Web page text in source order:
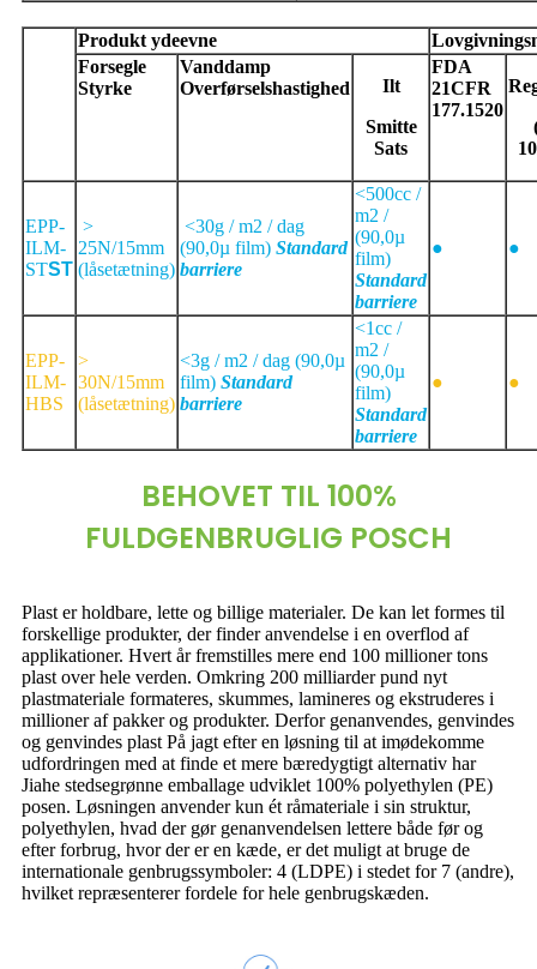
Produkt ydeevne
Forsegle
Styrke
Vanddamp
Overførselshastighed
Ilt
Smitte
Sats
FDA
21CFR
177.1520
EPP-
ILM-
STST
>
25N/15mm
(låsetætning)
<30g / m2 / dag
(90,0µ film) Standard
barriere
<500cc /
m2 /
(90,0µ
film)
Standard
barriere
● ●
EPP-
ILM-
HBS
>
30N/15mm
(låsetætning)
<3g / m2 / dag (90,0µ
film) Standard
barriere
<1cc /
m2 /
(90,0µ
film)
Standard
barriere
● ●
BEHOVET TIL 100%
FULDGENBRUGLIG POSCH
Plast er holdbare, lette og billige materialer. De kan let formes til
forskellige produkter, der finder anvendelse i en overflod af
applikationer. Hvert år fremstilles mere end 100 millioner tons
plast over hele verden. Omkring 200 milliarder pund nyt
plastmateriale formateres, skummes, lamineres og ekstruderes i
millioner af pakker og produkter. Derfor genanvendes, genvindes
og genvindes plast På jagt efter en løsning til at imødekomme
udfordringen med at finde et mere bæredygtigt alternativ har
Jiahe stedsegrønne emballage udviklet 100% polyethylen (PE)
posen. Løsningen anvender kun ét råmateriale i sin struktur,
polyethylen, hvad der gør genanvendelsen lettere både før og
efter forbrug, hvor der er en kæde, er det muligt at bruge de
internationale genbrugssymboler: 4 (LDPE) i stedet for 7 (andre),
hvilket repræsenterer fordele for hele genbrugskæden.